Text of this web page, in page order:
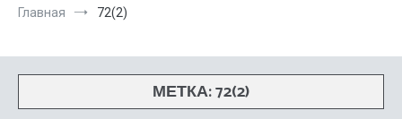
Главная 72(2)
МЕТКА:72(2)